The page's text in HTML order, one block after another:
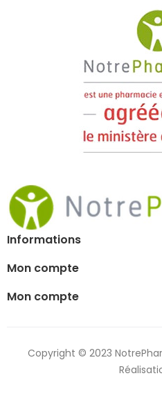
Informations
Mon compte
Mon compte
Copyright © 2023